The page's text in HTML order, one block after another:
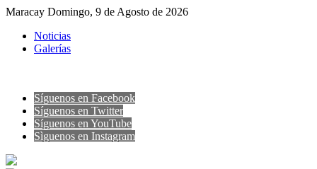
Maracay Domingo, 9 de Agosto de 2026
Noticias
Galerías
Síguenos en Facebook
Síguenos en Twitter
Síguenos en YouTube
Sìguenos en Instagram